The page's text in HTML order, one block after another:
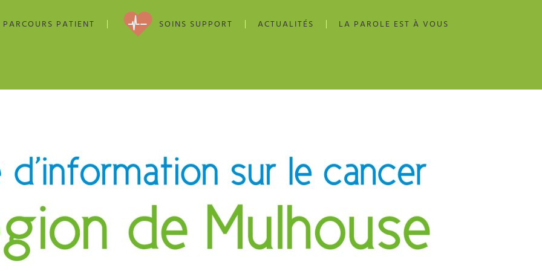
PARCOURS PATIENT SOINS SUPPORT ACTUALITÉS LA PAROLE EST À VOUS